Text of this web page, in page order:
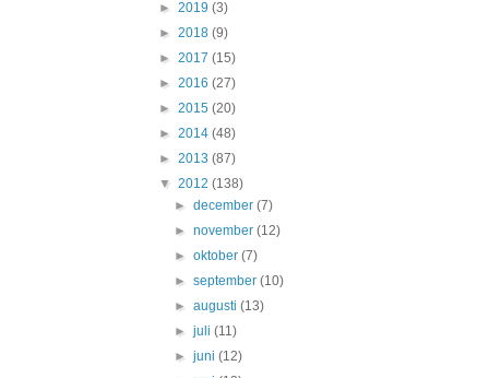
► 2019 (3)
► 2018 (9)
► 2017 (15)
► 2016 (27)
► 2015 (20)
► 2014 (48)
► 2013 (87)
▼ 2012 (138)
►december(7)
►november(12)
►oktober(7)
►september(10)
►augusti(13)
►juli(11)
►juni(12)